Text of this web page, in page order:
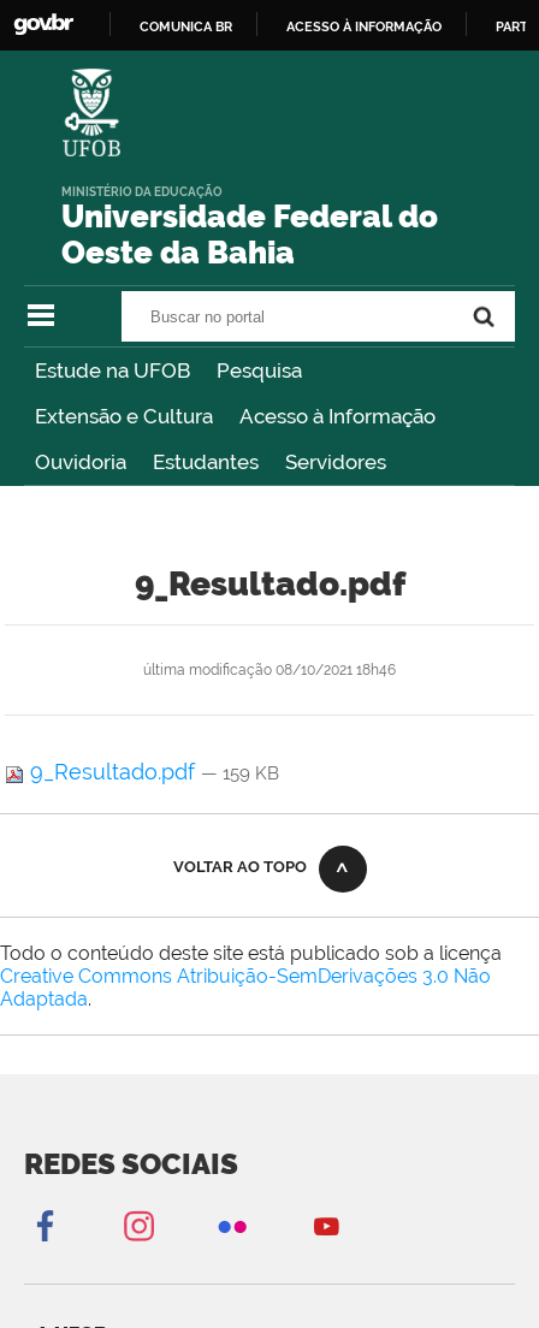
COMUNICA BR ACESSO À INFORMAÇÃO
Universidade Federal do
Oeste da Bahia
MINISTÉRIO DA EDUCAÇÃO
Estude na UFOB
Pesquisa
Extensão e Cultura
Acesso à Informação
Ouvidoria
Estudantes Servidores
9_Resultado.pdf
última modificação 08/10/2021 18h46
9_Resultado.pdf — 159 KB
VOLTAR AO TOPO
Todo o conteúdo deste site está publicado sob a licença
Creative Commons Atribuição-SemDerivações 3.0 Não
Adaptada.
REDES SOCIAIS